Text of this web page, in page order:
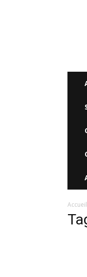
Accueil